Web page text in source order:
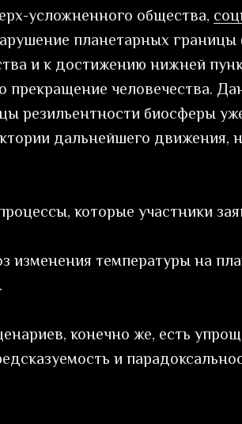
усложненного общества,
планетарных
и к достижению нижней
прекращение человечества.
резильентности биосферы
дальнейшего
которые участники
изменения температуры на
.
конечно же, есть
и